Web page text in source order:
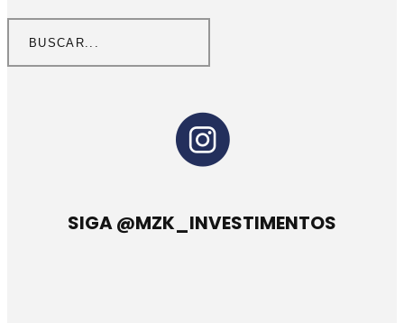
SIGA @MZK_INVESTIMENTOS